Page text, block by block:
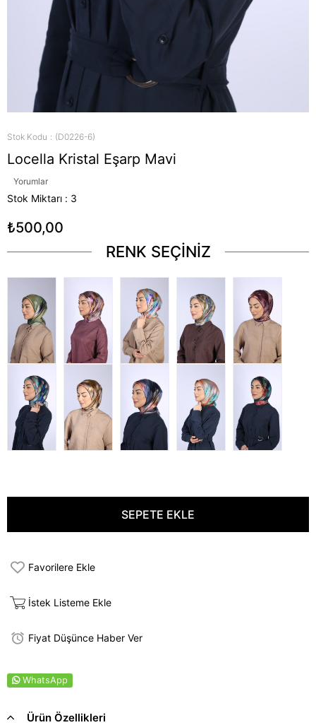
Stok Kodu (D0226-6)
Locella Kristal Eşarp Mavi
Yorumlar
Stok Miktarı : 3
₺500,00
RENK SEÇİNİZ
Favorilere Ekle
İstek Listeme Ekle
Fiyat Düşünce Haber Ver
WhatsApp
Ürün Özellikleri